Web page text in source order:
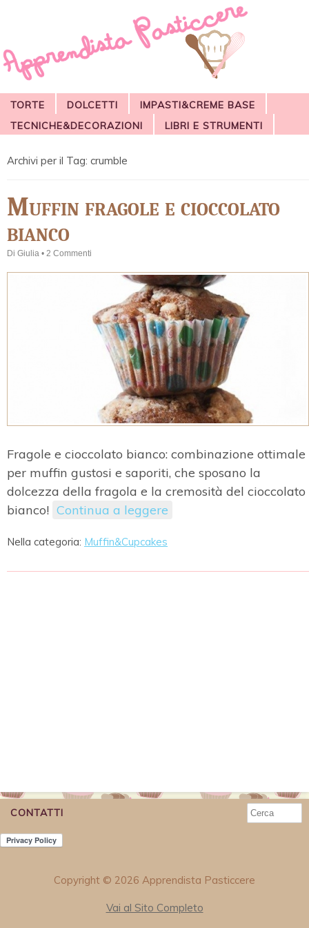
TORTE DOLCETTI
IMPASTI&CREME BASE
TECNICHE&DECORAZIONI
LIBRI E STRUMENTI
Archivi per il Tag: crumble
Muffin fragole e cioccolato
bianco
Di Giulia • 2 Commenti
Fragole e cioccolato bianco: combinazione ottimale
per muffin gustosi e saporiti, che sposano la
dolcezza della fragola e la cremosità del cioccolato
bianco! Continua a leggere
Nella categoria: Muffin&Cupcakes
CONTATTI
Copyright © 2026 Apprendista Pasticcere
Vai al Sito Completo